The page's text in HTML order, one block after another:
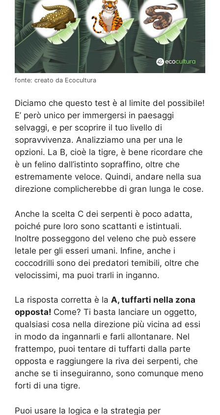
fonte: creato da Ecocultura
Diciamo che questo test è al limite del possibile!
E’ però unico per immergersi in paesaggi
selvaggi, e per scoprire il tuo livello di
sopravvivenza. Analizziamo una per una le
opzioni. La B, cioè la tigre, è bene ricordare che
è un felino dall’istinto sopraffino, oltre che
estremamente veloce. Quindi, andare nella sua
direzione complicherebbe di gran lunga le cose.
Anche la scelta C dei serpenti è poco adatta,
poiché pure loro sono scattanti e istintuali.
Inoltre posseggono del veleno che può essere
letale per gli esseri umani. Infine, anche i
coccodrilli sono dei predatori temibili, oltre che
velocissimi, ma puoi trarli in inganno.
La risposta corretta è la A, tuffarti nella zona
opposta! Come? Ti basta lanciare un oggetto,
qualsiasi cosa nella direzione più vicina ad essi
in modo da ingannarli e farli allontanare. Nel
frattempo, puoi tentare di tuffarti dalla parte
opposta e raggiungere la riva dei serpenti, che
anche se ti inseguiranno, sono comunque meno
forti di una tigre.
Puoi usare la logica e la strategia per